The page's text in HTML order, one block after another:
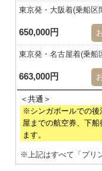
東京発・大阪着(乗船区
650,000円
東京発・名古屋着(乗船
663,000円
※シンガポールでの後
屋までの航空券、下
ます。
※上記はすべて「プリ